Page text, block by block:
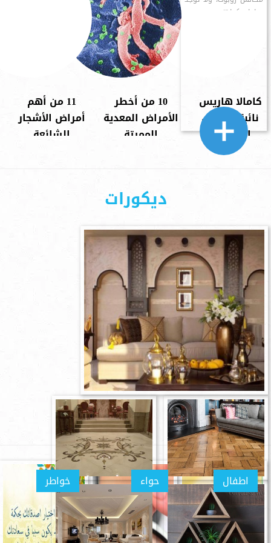
اطفال حواء خواطر
ديكورات
كامالا هاريس
نائبة الرئيس
الأمريكي
10 من أخطر
الأمراض المعدية
المميتة
11 من أهم
أمراض الأشجار
الشائعة
ساعات كوارتز